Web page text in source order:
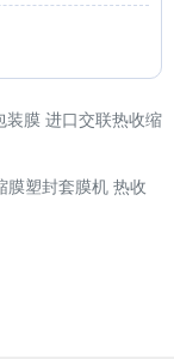
装膜 进口交联热收缩
塑封套膜机 热收